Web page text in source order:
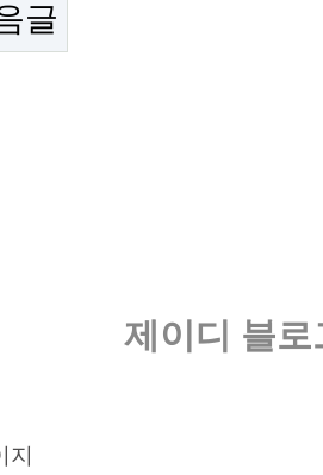
글
제이디 블로
지